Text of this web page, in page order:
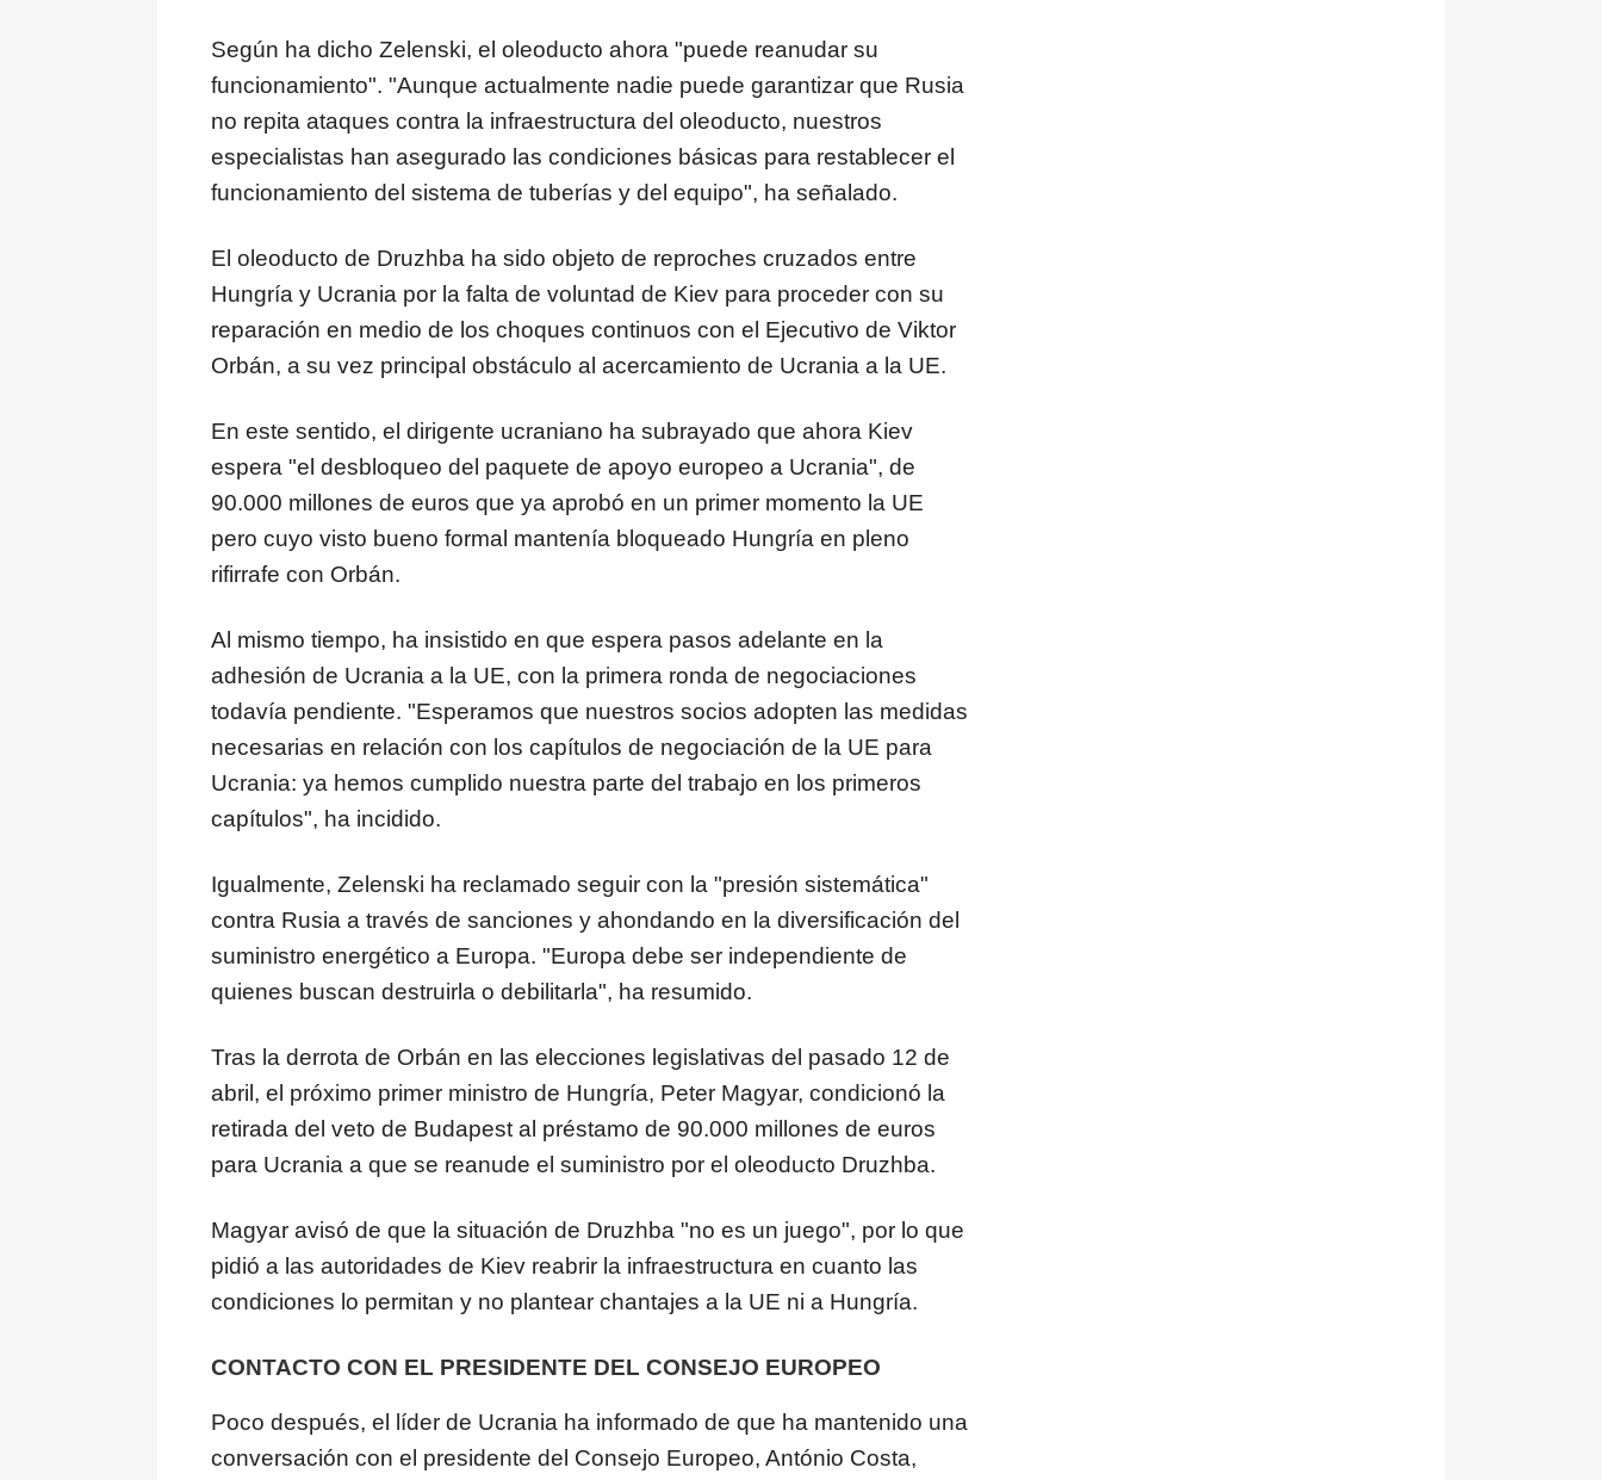
Según ha dicho Zelenski, el oleoducto ahora "puede reanudar su
funcionamiento". "Aunque actualmente nadie puede garantizar que Rusia
no repita ataques contra la infraestructura del oleoducto, nuestros
especialistas han asegurado las condiciones básicas para restablecer el
funcionamiento del sistema de tuberías y del equipo", ha señalado.
El oleoducto de Druzhba ha sido objeto de reproches cruzados entre
Hungría y Ucrania por la falta de voluntad de Kiev para proceder con su
reparación en medio de los choques continuos con el Ejecutivo de Viktor
Orbán, a su vez principal obstáculo al acercamiento de Ucrania a la UE.
En este sentido, el dirigente ucraniano ha subrayado que ahora Kiev
espera "el desbloqueo del paquete de apoyo europeo a Ucrania", de
90.000 millones de euros que ya aprobó en un primer momento la UE
pero cuyo visto bueno formal mantenía bloqueado Hungría en pleno
rifirrafe con Orbán.
Al mismo tiempo, ha insistido en que espera pasos adelante en la
adhesión de Ucrania a la UE, con la primera ronda de negociaciones
todavía pendiente. "Esperamos que nuestros socios adopten las medidas
necesarias en relación con los capítulos de negociación de la UE para
Ucrania: ya hemos cumplido nuestra parte del trabajo en los primeros
capítulos", ha incidido.
Igualmente, Zelenski ha reclamado seguir con la "presión sistemática"
contra Rusia a través de sanciones y ahondando en la diversificación del
suministro energético a Europa. "Europa debe ser independiente de
quienes buscan destruirla o debilitarla", ha resumido.
Tras la derrota de Orbán en las elecciones legislativas del pasado 12 de
abril, el próximo primer ministro de Hungría, Peter Magyar, condicionó la
retirada del veto de Budapest al préstamo de 90.000 millones de euros
para Ucrania a que se reanude el suministro por el oleoducto Druzhba.
Magyar avisó de que la situación de Druzhba "no es un juego", por lo que
pidió a las autoridades de Kiev reabrir la infraestructura en cuanto las
condiciones lo permitan y no plantear chantajes a la UE ni a Hungría.
CONTACTO CON EL PRESIDENTE DEL CONSEJO EUROPEO
Poco después, el líder de Ucrania ha informado de que ha mantenido una
conversación con el presidente del Consejo Europeo, António Costa,